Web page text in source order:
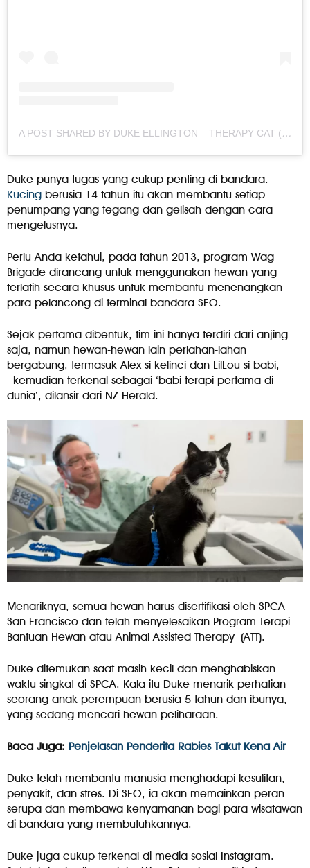
A POST SHARED BY DUKE ELLINGTON – THERAPY CAT (@DUKE_THERAPY_CAT)
Duke punya tugas yang cukup penting di bandara.
Kucing berusia 14 tahun itu akan membantu setiap
penumpang yang tegang dan gelisah dengan cara
mengelusnya.
Perlu Anda ketahui, pada tahun 2013, program Wag
Brigade dirancang untuk menggunakan hewan yang
terlatih secara khusus untuk membantu menenangkan
para pelancong di terminal bandara SFO.
Sejak pertama dibentuk, tim ini hanya terdiri dari anjing
saja, namun hewan-hewan lain perlahan-lahan
bergabung, termasuk Alex si kelinci dan LilLou si babi,
kemudian terkenal sebagai ‘babi terapi pertama di
dunia’, dilansir dari NZ Herald.
Menariknya, semua hewan harus disertifikasi oleh SPCA
San Francisco dan telah menyelesaikan Program Terapi
Bantuan Hewan atau Animal Assisted Therapy (ATT).
Duke ditemukan saat masih kecil dan menghabiskan
waktu singkat di SPCA. Kala itu Duke menarik perhatian
seorang anak perempuan berusia 5 tahun dan ibunya,
yang sedang mencari hewan peliharaan.
Baca Juga: Penjelasan Penderita Rabies Takut Kena Air
Duke telah membantu manusia menghadapi kesulitan,
penyakit, dan stres. Di SFO, ia akan memainkan peran
serupa dan membawa kenyamanan bagi para wisatawan
di bandara yang membutuhkannya.
Duke juga cukup terkenal di media sosial Instagram.